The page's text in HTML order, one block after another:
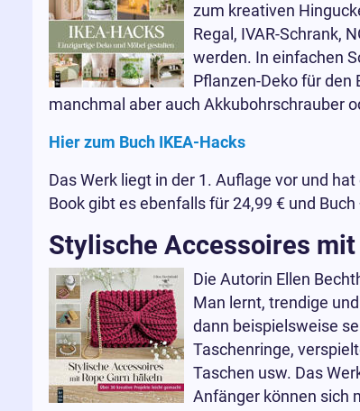
zum kreativen
Regal, IVAR-Schrank,
werden. In einfachen
Pflanzen-Deko für den
manchmal aber auch Akkubohrschrauber
Hier zum Buch IKEA-Hacks
Das Werk liegt in der 1. Auflage vor und
Book gibt es ebenfalls für 24,99 € und Buch
Stylische Accessoires mit
Die Autorin Ellen
Man lernt, trendige
dann beispielsweise
Taschenringe,
Taschen usw. Das
Anfänger können sich